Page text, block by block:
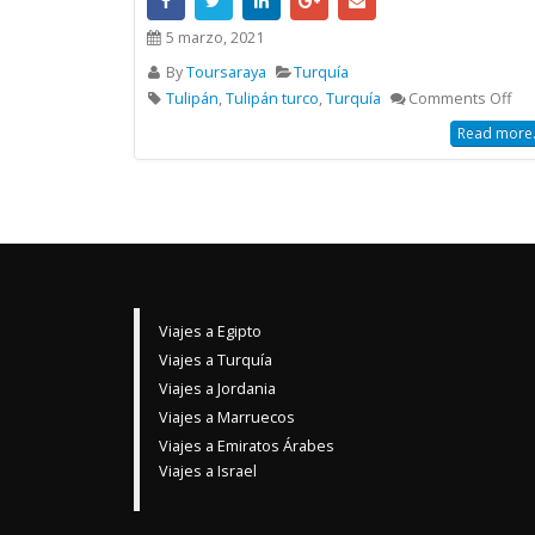
5 marzo, 2021
ByToursaraya
Turquía
Tulipán,Tulipán turco,Turquía
Comments Off
Read
Viajes a Egipto
Viajes a Turquía
Viajes a Jordania
Viajes a Marruecos
Viajes a Emiratos Árabes
Viajes a Israel